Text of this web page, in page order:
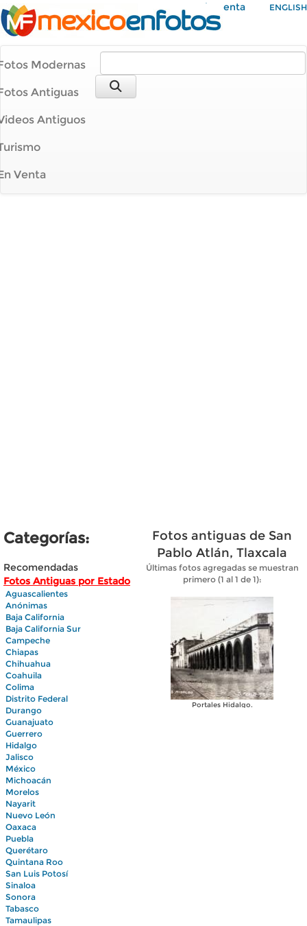
Mi Cuenta ENGLISH
Modernas
Antiguas
Antiguos
Venta
Categorías:
Recomendadas
Fotos Antiguas por Estado
Aguascalientes
Anónimas
Baja California
Baja California Sur
Campeche
Chiapas
Chihuahua
Coahuila
Colima
Distrito Federal
Durango
Guanajuato
Guerrero
Hidalgo
Jalisco
México
Michoacán
Morelos
Nayarit
Nuevo León
Oaxaca
Puebla
Querétaro
Quintana Roo
San Luis Potosí
Sinaloa
Sonora
Tabasco
Tamaulipas
Fotos antiguas de San
Pablo Atlán, Tlaxcala
Últimas fotos agregadas se muestran
primero (1 al 1 de 1):
Portales Hidalgo.